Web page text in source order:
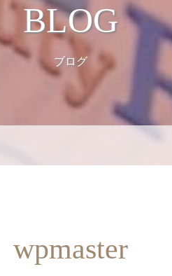
BLOG
ブログ
wpmaster